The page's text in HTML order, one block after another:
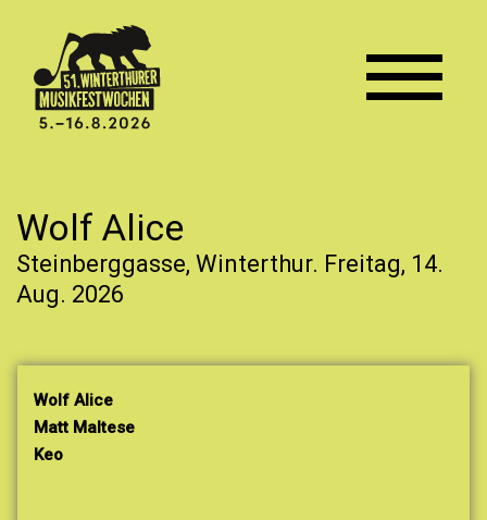
Wolf Alice
Steinberggasse, Winterthur. Freitag, 14.
Aug. 2026
Wolf Alice
Matt Maltese
Keo